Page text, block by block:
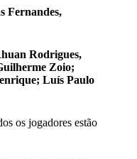
Fernandes,
Rodrigues,
Zoio;
Luís Paulo
os jogadores estão